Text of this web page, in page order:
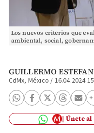
Los nuevos criterios que
ambiental, social,
GUILLERMO
CdMx, México / 16.04.2024
Únete